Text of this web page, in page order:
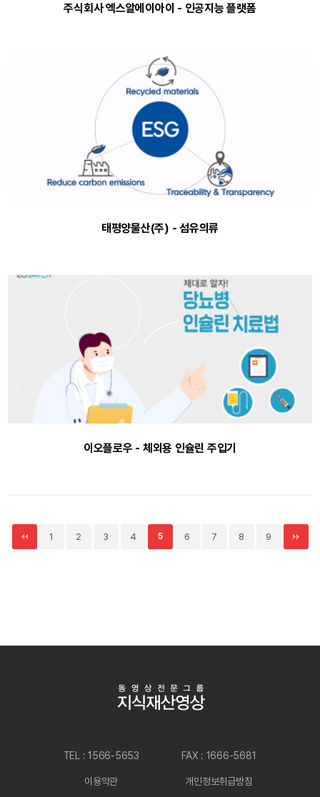
주식회사 엑스알에이아이 - 인공지능 플랫폼
태평양물산(주) - 섬유의류
이오플로우 - 체외용 인슐린 주입기
1 2 3 4 5 6 7 8 9
TEL : 1566-5653 FAX : 1666-5681
이용약관 개인정보취급방침